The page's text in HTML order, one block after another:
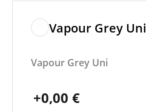
Vapour Grey Uni
Vapour Grey Uni
+0,00 €